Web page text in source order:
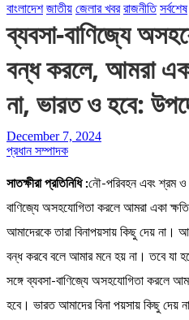
বাংলাদেশ জাতীয় জেলার খবর রাজনীতি সর্বশেষ
ব্যবসা-বাণিজ্যে
বন্ধ করলে, আমরা
না, ভারত ও হবে:
December 7, 2024
প্রধান সম্পাদক
সাতক্ষীরা প্রতিনিধি :নৌ-পরিবহন এবং শ্রম ও
বাণিজ্যে অসহযোগিতা করলে আমরা একা
আমাদেরকে তারা বিনাপয়সায় কিছু দেয় না।
বন্ধ করবে বলে আমার মনে হয় না। তবে যা
সঙ্গে ব্যবসা-বাণিজ্যে অসহযোগিতা করলে
হবে। ভারত আমাদের বিনা পয়সায় কিছু দেয়